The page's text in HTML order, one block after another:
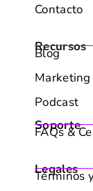
Contacto
Recursos
Blog
Marketing
Podcast
Soporte
FAQs &
Legales
Términos